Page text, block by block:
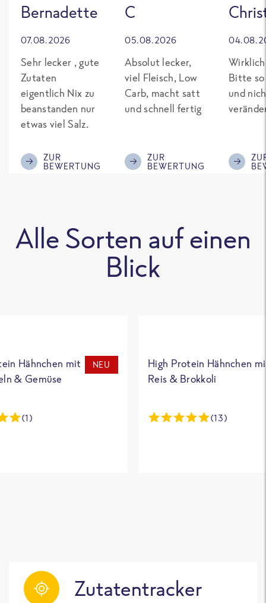
Bernadette
07.08.2026
Sehr lecker , gute
Zutaten
eigentlich Nix zu
beanstanden nur
etwas viel Salz.
ZUR
BEWERTUNG
C
05.08.2026
Absolut lecker,
viel Fleisch, Low
Carb, macht satt
und schnell fertig
ZUR
BEWERTUNG
Bitte so
und
Alle Sorten auf einen
Blick
Hähnchen mit
& Gemüse
NEU
(1)
High Protein Hähnchen
Reis & Brokkoli
(13)
Zutatentracker